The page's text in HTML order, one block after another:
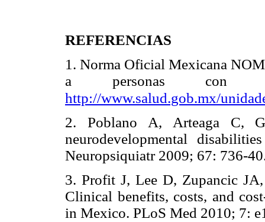
REFERENCIAS
1. Norma Oficial Mexicana
a personas con
http://www.salud.gob.mx/
2. Poblano A, Arteaga C,
neurodevelopmental
Neuropsiquiatr 2009; 67:
3. Profit J, Lee D, Zupancic
Clinical benefits, costs, and
in Mexico. PLoS Med 2010;